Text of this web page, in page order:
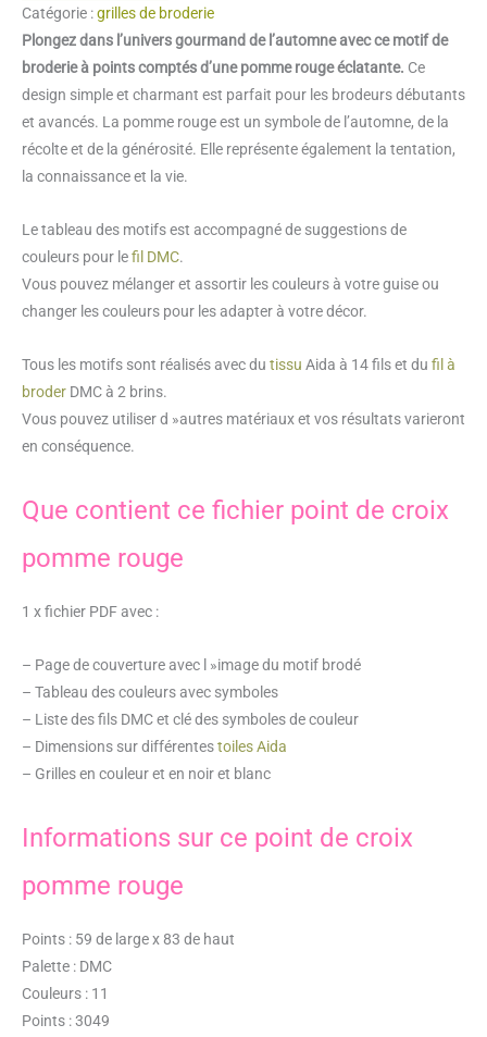
de
croix
pomme
rouge
Catégorie :grilles de broderie
Plongez dans l’univers gourmand de l’automne avec ce motif de
broderie à points comptés d’une pomme rouge éclatante. Ce
design simple et charmant est parfait pour les brodeurs débutants
et avancés. La pomme rouge est un symbole de l’automne, de la
récolte et de la générosité. Elle représente également la tentation,
la connaissance et la vie.
Le tableau des motifs est accompagné de suggestions de
couleurs pour lefil DMC.
Vous pouvez mélanger et assortir les couleurs à votre guise ou
changer les couleurs pour les adapter à votre décor.
Tous les motifs sont réalisés avec du tissu Aida à 14 fils et du fil à
broder DMC à 2 brins.
Vous pouvez utiliser d »autres matériaux et vos résultats varieront
en conséquence.
Que contient ce fichier point de croix
pomme rouge
1 x fichier PDF avec :
– Page de couverture avec l »image du motif brodé
– Tableau des couleurs avec symboles
– Liste des fils DMC et clé des symboles de couleur
– Dimensions sur différentestoiles Aida
– Grilles en couleur et en noir et blanc
Informations sur ce point de croix
pomme rouge
Points : 59 de large x 83 de haut
Palette : DMC
Couleurs : 11
Points : 3049